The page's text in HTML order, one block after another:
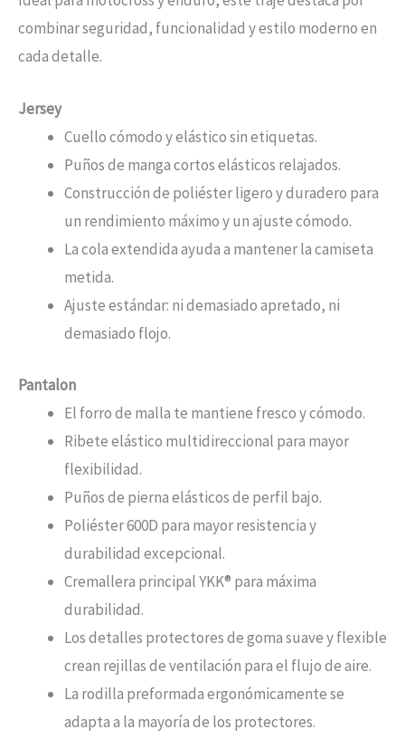
combinar seguridad, funcionalidad y estilo moderno en
cada detalle.
Jersey
Cuello cómodo y elástico sin etiquetas.
Puños de manga cortos elásticos relajados.
Construcción de poliéster ligero y duradero para
un rendimiento máximo y un ajuste cómodo.
La cola extendida ayuda a mantener la camiseta
metida.
Ajuste estándar: ni demasiado apretado, ni
demasiado flojo.
Pantalon
El forro de malla te mantiene fresco y cómodo.
Ribete elástico multidireccional para mayor
flexibilidad.
Puños de pierna elásticos de perfil bajo.
Poliéster 600D para mayor resistencia y
durabilidad excepcional.
Cremallera principal YKK® para máxima
durabilidad.
Los detalles protectores de goma suave y flexible
crean rejillas de ventilación para el flujo de aire.
La rodilla preformada ergonómicamente se
adapta a la mayoría de los protectores.